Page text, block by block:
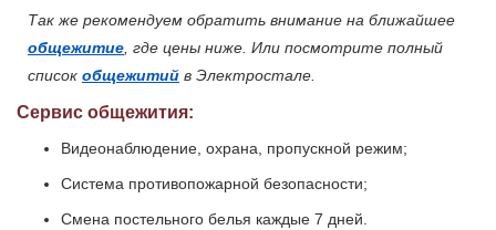
Так же рекомендуем обратить внимание на ближайшее
общежитие, где цены ниже. Или посмотрите полный
список общежитий в Электростале.
Сервис общежития:
Видеонаблюдение, охрана, пропускной режим;
Система противопожарной безопасности;
Смена постельного белья каждые 7 дней.